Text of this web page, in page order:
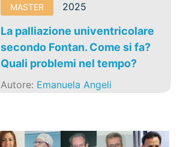
MASTER 2025
La palliazione univentricolare
secondo Fontan. Come si fa?
Quali problemi nel tempo?
Autore: Emanuela Angeli